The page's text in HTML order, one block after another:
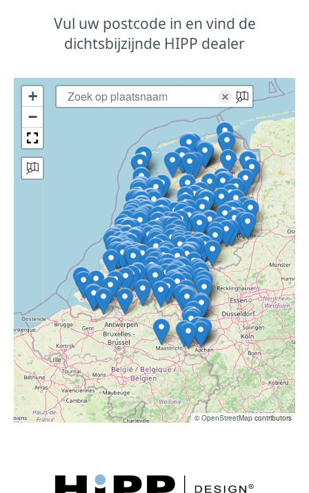
Vul uw postcode in en vind de
dichtsbijzijnde HIPP dealer
+
−
©OpenStreetMap contributors
×